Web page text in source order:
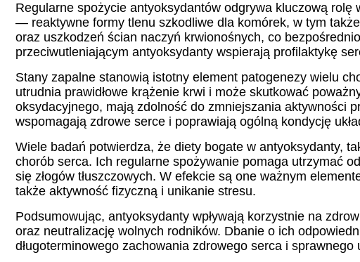
Regularne spożycie antyoksydantów odgrywa kluczową
— reaktywne formy tlenu szkodliwe dla komórek, w tym
oraz uszkodzeń ścian naczyń krwionośnych, co
przeciwutleniającym antyoksydanty wspierają profilaktykę
Stany zapalne stanowią istotny element patogenezy wielu
utrudnia prawidłowe krążenie krwi i może skutkować
oksydacyjnego, mają zdolność do zmniejszania aktywności
wspomagają zdrowe serce i poprawiają ogólną kondycję
Wiele badań potwierdza, że diety bogate w antyoksydanty,
chorób serca. Ich regularne spożywanie pomaga utrzymać
się złogów tłuszczowych. W efekcie są one ważnym
także aktywność fizyczną i unikanie stresu.
Podsumowując, antyoksydanty wpływają korzystnie na
oraz neutralizację wolnych rodników. Dbanie o ich
długoterminowego zachowania zdrowego serca i sprawnego